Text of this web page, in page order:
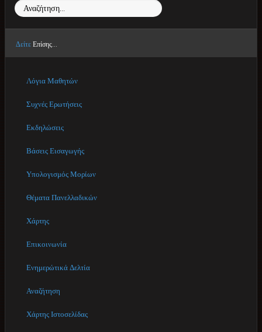
Αναζήτηση...
Δείτε Επίσης...
Λόγια Μαθητών
Συχνές Ερωτήσεις
Εκδηλώσεις
Βάσεις Εισαγωγής
Υπολογισμός Μορίων
Θέματα Πανελλαδικών
Χάρτης
Επικοινωνία
Ενημερώτικά Δελτία
Αναζήτηση
Χάρτης Ιστοσελίδας